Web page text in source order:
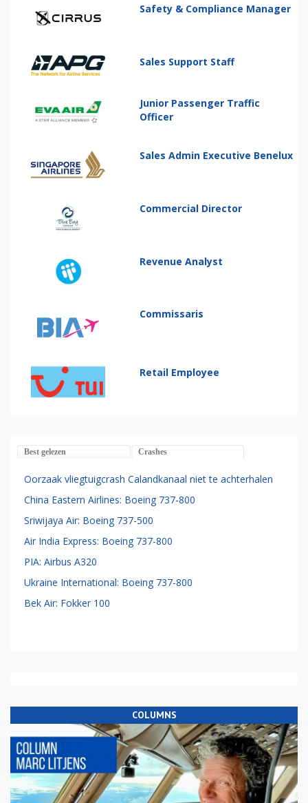
Safety & Compliance Manager
Sales Support Staff
Junior Passenger Traffic
Officer
Sales Admin Executive Benelux
Commercial Director
Revenue Analyst
Commissaris
Retail Employee
Best gelezen Crashes
Oorzaak vliegtuigcrash Calandkanaal niet te achterhalen
China Eastern Airlines: Boeing 737-800
Sriwijaya Air: Boeing 737-500
Air India Express: Boeing 737-800
PIA: Airbus A320
Ukraine International: Boeing 737-800
Bek Air: Fokker 100
COLUMNS